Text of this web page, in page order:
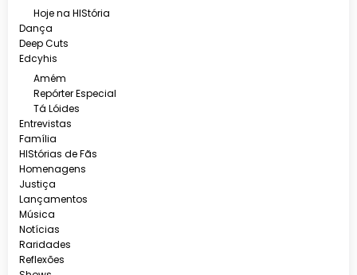
Hoje na HIStória
Dança
Deep Cuts
Edcyhis
Amém
Repórter Especial
Tá Lóides
Entrevistas
Família
HIStórias de Fãs
Homenagens
Justiça
Lançamentos
Música
Notícias
Raridades
Reflexões